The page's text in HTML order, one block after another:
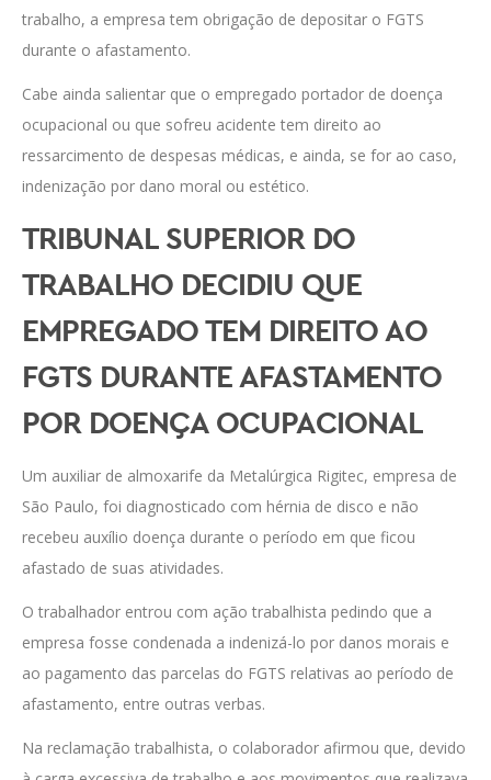
trabalho, a empresa tem obrigação de depositar o FGTS
durante o afastamento.
Cabe ainda salientar que o empregado portador de doença
ocupacional ou que sofreu acidente tem direito ao
ressarcimento de despesas médicas, e ainda, se for ao caso,
indenização por dano moral ou estético.
TRIBUNAL SUPERIOR DO
TRABALHO DECIDIU QUE
EMPREGADO TEM DIREITO AO
FGTS DURANTE AFASTAMENTO
POR DOENÇA OCUPACIONAL
Um auxiliar de almoxarife da Metalúrgica Rigitec, empresa de
São Paulo, foi diagnosticado com hérnia de disco e não
recebeu auxílio doença durante o período em que ficou
afastado de suas atividades.
O trabalhador entrou com ação trabalhista pedindo que a
empresa fosse condenada a indenizá-lo por danos morais e
ao pagamento das parcelas do FGTS relativas ao período de
afastamento, entre outras verbas.
Na reclamação trabalhista, o colaborador afirmou que, devido